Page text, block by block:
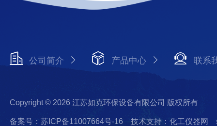
公司简介 产品中心 联系
Copyright © 2026 江苏如克环保设备有限公司 版权所有
备案号：苏ICP备11007664号-16 技术支持：化工仪器网